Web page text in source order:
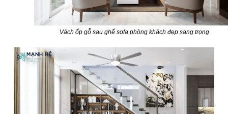
Vách ốp gỗ sau ghế sofa phòng khách đẹp sang trọng